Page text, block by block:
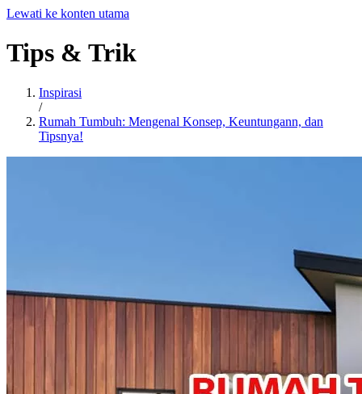
Lewati ke konten utama
Tips & Trik
Inspirasi
/
Rumah Tumbuh: Mengenal Konsep, Keuntungann, dan
Tipsnya!